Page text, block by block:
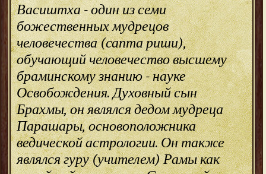
Васиштха - один из семи
божественных мудрецов
человечества (сапта риши),
обучающий человечество высшему
браминскому знанию - науке
Освобождения. Духовный сын
Брахмы, он являлся дедом мудреца
Парашары, основоположника
ведической астрологии. Он также
являлся гуру (учителем) Рамы как